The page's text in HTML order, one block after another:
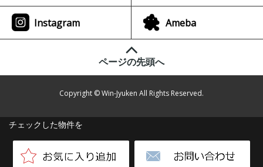
チェックした物件を
Instagram Ameba
ページの先頭へ
Copyright © Win-Jyuken All Rights Reserved.